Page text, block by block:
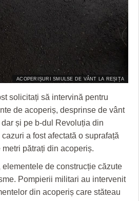
DIN TIMIŞ
ACOPERIȘURI SMULSE DE VÂNT LA REȘIȚA
solicitați să intervină pentru
de acoperiș, desprinse de vânt
și pe b-dul Revoluția din
a fost afectată o suprafață
pătrați din acoperiș.
elementele de construcție căzute
Pompierii militari au intervenit
din acoperiș care stăteau